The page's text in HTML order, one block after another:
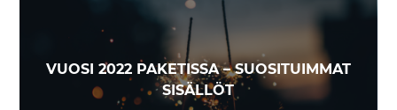
VUOSI 2022 PAKETISSA – SUOSITUIMMAT
SISÄLLÖT